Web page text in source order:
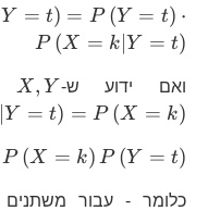
P\left(X=k\wedge
Y = t) = P (Y = t) ⋅
P (X = k Y = t)
ואם ידוע ש- X, Y
∣Y = t) = P (X = k)
P (X = k) P (Y = t)
כלומר - עבור משתנים